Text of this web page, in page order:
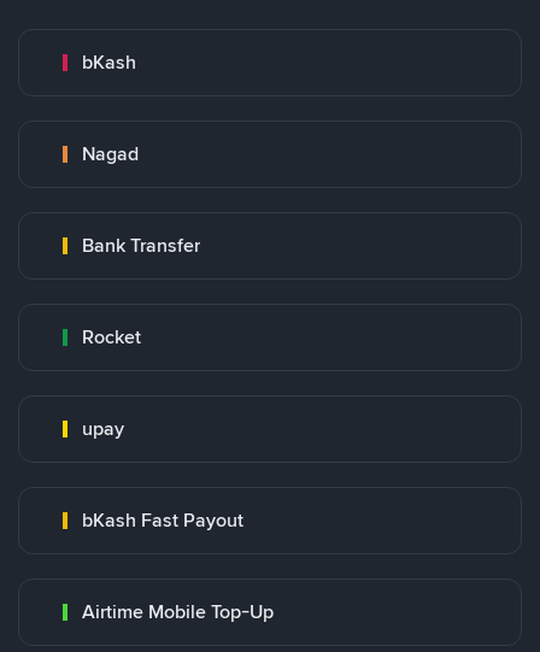
bKash
Nagad
Bank Transfer
Rocket
upay
bKash Fast Payout
Airtime Mobile Top-Up